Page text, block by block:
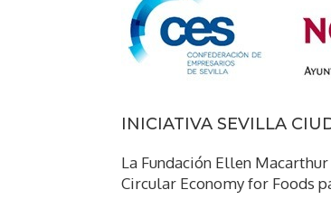
INICIATIVA SEVILLA
La Fundación Ellen
Circular Economy for Foods